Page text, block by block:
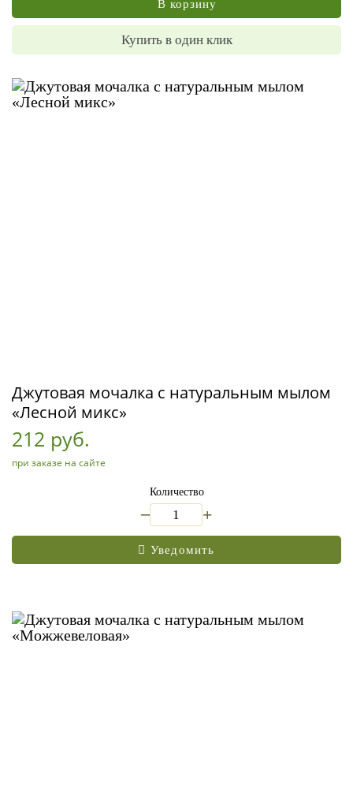
В корзину
Купить в один клик
Джутовая мочалка с натуральным мылом
«Лесной микс»
212 руб.
при заказе на сайте
Количество
+
Уведомить